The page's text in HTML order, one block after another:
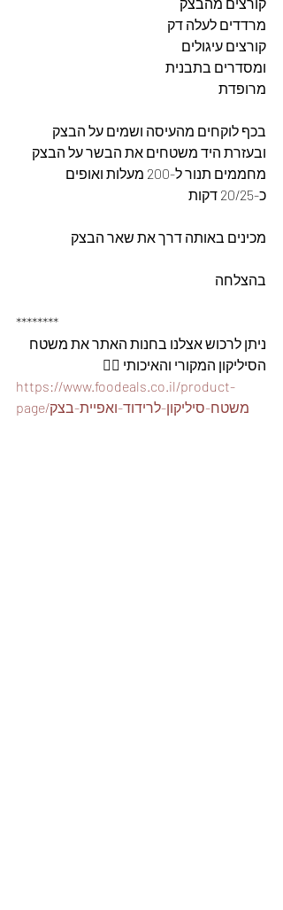
מרדדים לעלה דק
קורצים עיגולים
ומסדרים בתבנית
מרופדת
בכף לוקחים מהעיסה ושמים על הבצק
ובעזרת היד משטחים את הבשר על הבצק
מחממים תנור ל-200 מעלות ואופים
כ-20/25 דקות
מכינים באותה דרך את שאר הבצק
בהצלחה
********
ניתן לרכוש אצלנו בחנות האתר את משטח
הסיליקון המקורי והאיכותי 👇🏽
https://www.foodeals.co.il/product-
page/משטח-סיליקון-לרידוד-ואפיית-בצק